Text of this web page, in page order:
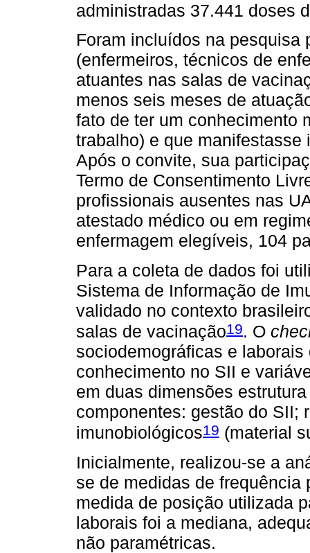
administradas 37.441 doses
Foram incluídos na pesquisa
(enfermeiros, técnicos de
atuantes nas salas de
menos seis meses de
fato de ter um conhecimento
trabalho) e que
Após o convite, sua
Termo de Consentimento
profissionais ausentes nas
atestado médico ou em
enfermagem elegíveis, 104
Para a coleta de dados foi
Sistema de Informação de
validado no contexto
salas de vacinação19. O
sociodemográficas e
conhecimento no SII e
em duas dimensões
componentes: gestão do SII;
imunobiológicos19 (material
Inicialmente, realizou-se a
se de medidas de frequência
medida de posição utilizada
laborais foi a mediana,
não paramétricas.